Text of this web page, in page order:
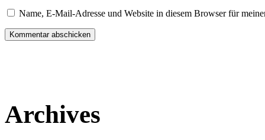
Name, E-Mail-Adresse und Website in diesem Browser für
Archives